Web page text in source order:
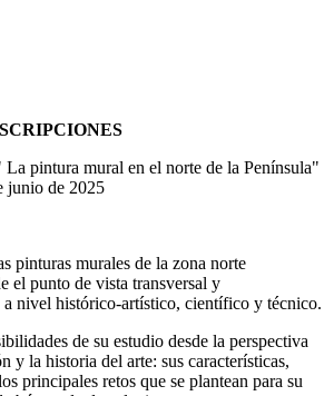
La pintura mural en el norte de la Península"
junio de 2025
pinturas murales de la zona norte
el punto de vista transversal y
nivel histórico-artístico, científico y técnico.
de su estudio desde la perspectiva
y la historia del arte: sus características,
principales retos que se plantean para su